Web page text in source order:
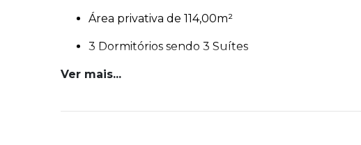
Área privativa de 114,00m²
3 Dormitórios sendo 3 Suítes
Lavabo
Ver mais...